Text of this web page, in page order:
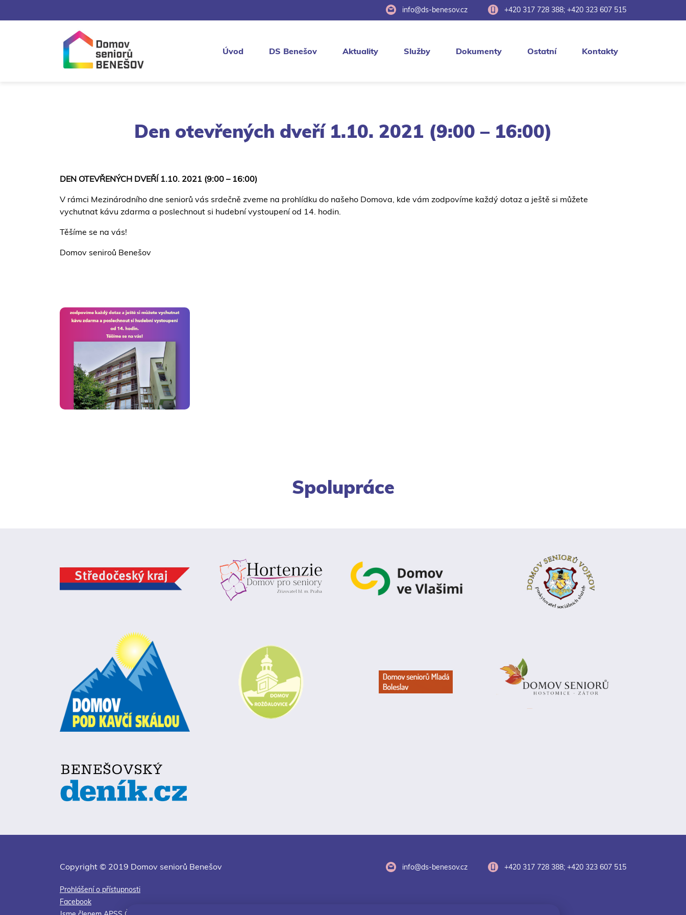
info@ds-benesov.cz +420 317 728 388; +420 323 607 515
Úvod DS Benešov Aktuality Služby Dokumenty Ostatní Kontakty
Den otevřených dveří 1.10. 2021 (9:00 – 16:00)
DEN OTEVŘENÝCH DVEŘÍ 1.10. 2021 (9:00 – 16:00)
V rámci Mezinárodního dne seniorů vás srdečně zveme na prohlídku do našeho Domova, kde vám zodpovíme každý dotaz a ještě si můžete
vychutnat kávu zdarma a poslechnout si hudební vystoupení od 14. hodin.
Těšíme se na vás!
Domov seniroů Benešov
Spolupráce
Copyright © 2019 Domov seniorů Benešov
Prohlášení o přístupnosti
Facebook
info@ds-benesov.cz +420 317 728 388; +420 323 607 515